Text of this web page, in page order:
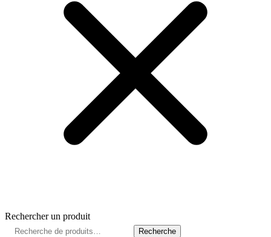
Rechercher un produit
Recherche
Recherche